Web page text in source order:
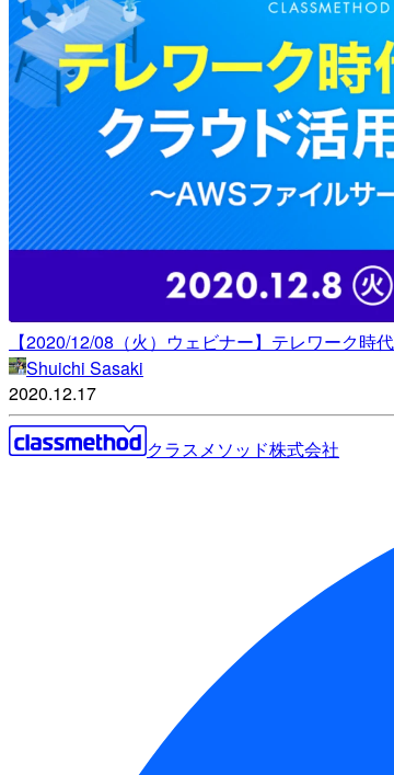
【2020/12/08（火）ウェビナー】テレワーク時
Shuichi Sasaki
2020.12.17
クラスメソッド株式会社